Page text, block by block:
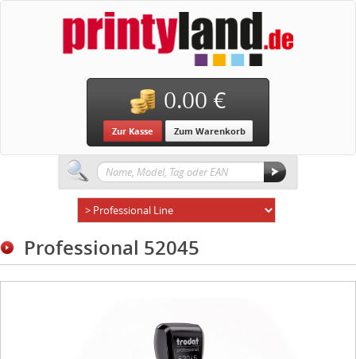
0.00 €
Zur Kasse Zum Warenkorb
Professional 52045